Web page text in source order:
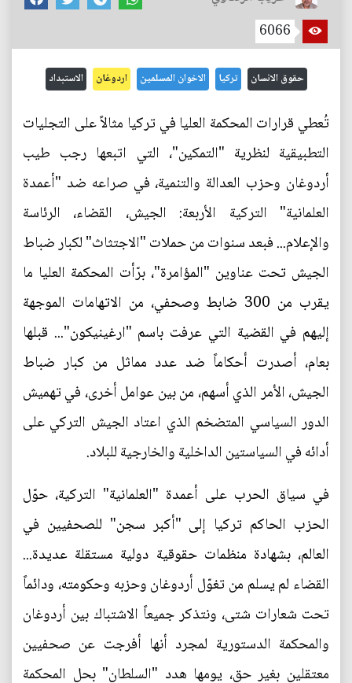
6066
حقوق الانسان تركيا الاخوان المسلمين اردوغان الاستبداد
تُعطي قرارات المحكمة العليا في تركيا مثالاً على التجليات
التطبيقية لنظرية "التمكين"، التي اتبعها رجب طيب
أردوغان وحزب العدالة والتنمية، في صراعه ضد "أعمدة
العلمانية" التركية الأربعة: الجيش، القضاء، الرئاسة
والإعلام... فبعد سنوات من حملات "الاجتثاث" لكبار ضباط
الجيش تحت عناوين "المؤامرة"، برّأت المحكمة العليا ما
يقرب من 300 ضابط وصحفي، من الاتهامات الموجهة
إليهم في القضية التي عرفت باسم "ارغينيكون"... قبلها
بعام، أصدرت أحكاماً ضد عدد مماثل من كبار ضباط
الجيش، الأمر الذي أسهم، من بين عوامل أخرى، في تهميش
الدور السياسي المتضخم الذي اعتاد الجيش التركي على
أدائه في السياستين الداخلية والخارجية للبلاد.
في سياق الحرب على أعمدة "العلمانية" التركية، حوّل
الحزب الحاكم تركيا إلى "أكبر سجن" للصحفيين في
العالم، بشهادة منظمات حقوقية دولية مستقلة عديدة...
القضاء لم يسلم من تغوّل أردوغان وحزبه وحكومته، ودائماً
تحت شعارات شتى، ونتذكر جميعاً الاشتباك بين أردوغان
والمحكمة الدستورية لمجرد أنها أفرجت عن صحفيين
معتقلين بغير حق، يومها هدد "السلطان" بحل المحكمة